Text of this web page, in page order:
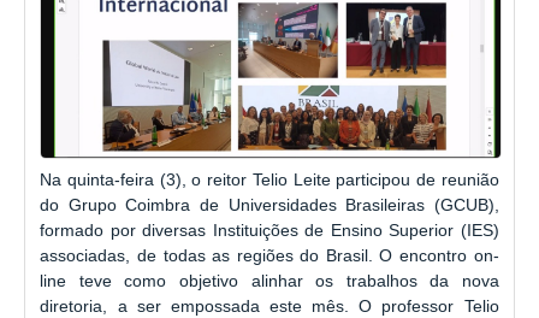
Na quinta-feira (3), o reitor Telio Leite participou de reunião
do Grupo Coimbra de Universidades Brasileiras (GCUB),
formado por diversas Instituições de Ensino Superior (IES)
associadas, de todas as regiões do Brasil. O encontro on-
line teve como objetivo alinhar os trabalhos da nova
diretoria, a ser empossada este mês. O professor Telio